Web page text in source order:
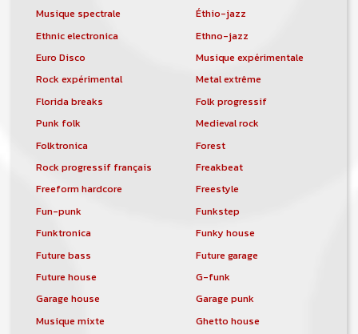
Musique spectrale
Éthio-jazz
Ethnic electronica
Ethno-jazz
Euro Disco
Musique expérimentale
Rock expérimental
Metal extrême
Florida breaks
Folk progressif
Punk folk
Medieval rock
Folktronica
Forest
Rock progressif français
Freakbeat
Freeform hardcore
Freestyle
Fun-punk
Funkstep
Funktronica
Funky house
Future bass
Future garage
Future house
G-funk
Garage house
Garage punk
Musique mixte
Ghetto house